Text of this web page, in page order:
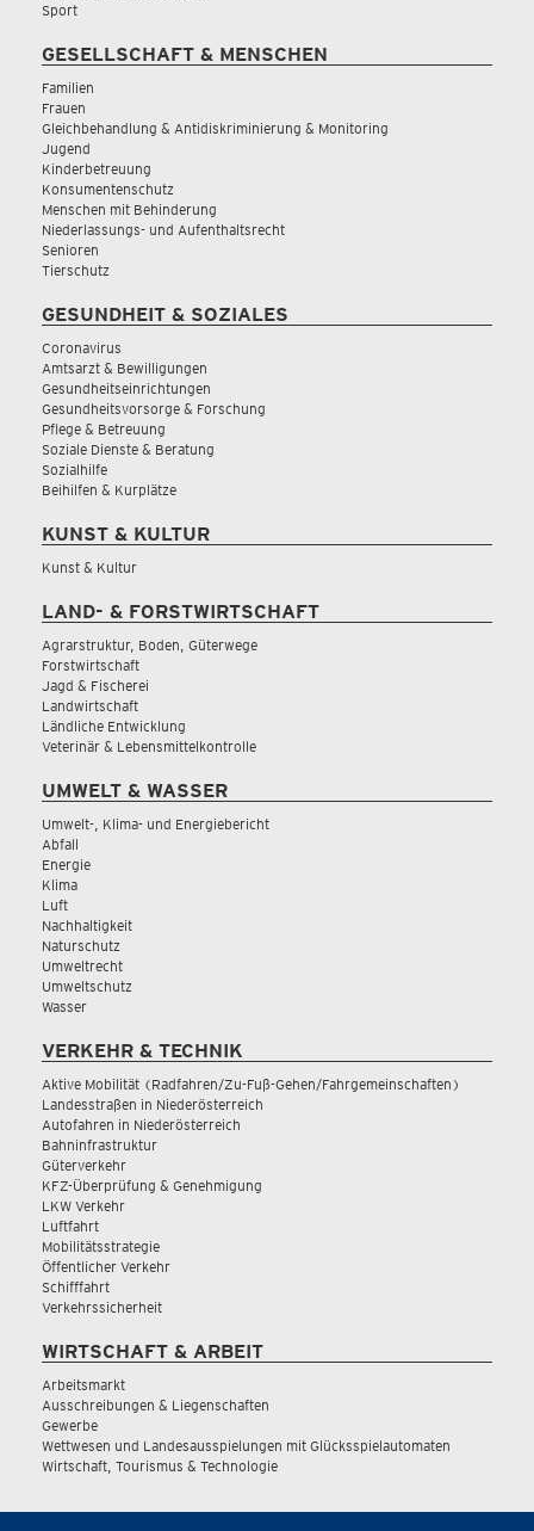
Sport
GESELLSCHAFT & MENSCHEN
Familien
Frauen
Gleichbehandlung & Antidiskriminierung & Monitoring
Jugend
Kinderbetreuung
Konsumentenschutz
Menschen mit Behinderung
Niederlassungs- und Aufenthaltsrecht
Senioren
Tierschutz
GESUNDHEIT & SOZIALES
Coronavirus
Amtsarzt & Bewilligungen
Gesundheitseinrichtungen
Gesundheitsvorsorge & Forschung
Pflege & Betreuung
Soziale Dienste & Beratung
Sozialhilfe
Beihilfen & Kurplätze
KUNST & KULTUR
Kunst & Kultur
LAND- & FORSTWIRTSCHAFT
Agrarstruktur, Boden, Güterwege
Forstwirtschaft
Jagd & Fischerei
Landwirtschaft
Ländliche Entwicklung
Veterinär & Lebensmittelkontrolle
UMWELT & WASSER
Umwelt-, Klima- und Energiebericht
Abfall
Energie
Klima
Luft
Nachhaltigkeit
Naturschutz
Umweltrecht
Umweltschutz
Wasser
VERKEHR & TECHNIK
Aktive Mobilität (Radfahren/Zu-Fuß-Gehen/Fahrgemeinschaften)
Landesstraßen in Niederösterreich
Autofahren in Niederösterreich
Bahninfrastruktur
Güterverkehr
KFZ-Überprüfung & Genehmigung
LKW Verkehr
Luftfahrt
Mobilitätsstrategie
Öffentlicher Verkehr
Schifffahrt
Verkehrssicherheit
WIRTSCHAFT & ARBEIT
Arbeitsmarkt
Ausschreibungen & Liegenschaften
Gewerbe
Wettwesen und Landesausspielungen mit Glücksspielautomaten
Wirtschaft, Tourismus & Technologie